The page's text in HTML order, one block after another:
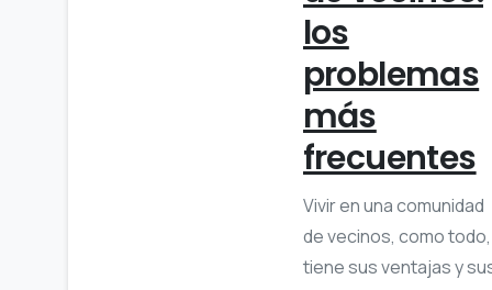
los
problemas
más
frecuentes
Vivir en una comunidad
de vecinos, como todo,
tiene sus ventajas y